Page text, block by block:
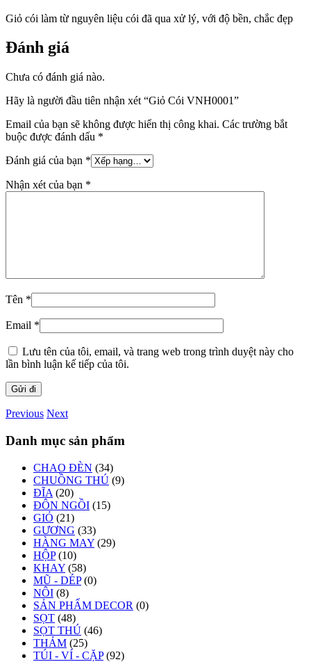
Giỏ cói làm từ nguyên liệu cói đã qua xử lý, với độ bền, chắc đẹp
Đánh giá
Chưa có đánh giá nào.
Hãy là người đầu tiên nhận xét “Giỏ Cói VNH0001”
Email của bạn sẽ không được hiển thị công khai. Các trường bắt
buộc được đánh dấu *
Đánh giá của bạn *
Nhận xét của bạn *
Tên *
Email *
Lưu tên của tôi, email, và trang web trong trình duyệt này cho
lần bình luận kế tiếp của tôi.
Previous Next
Danh mục sản phẩm
CHAO ĐÈN (34)
CHUỒNG THÚ (9)
ĐĨA (20)
ĐÔN NGỒI (15)
GIỎ (21)
GƯƠNG (33)
HÀNG MAY (29)
HỘP (10)
KHAY (58)
MŨ - DÉP (0)
NÔI (8)
SẢN PHẨM DECOR (0)
SỌT (48)
SỌT THÚ (46)
THẢM (25)
TÚI - VÍ - CẶP (92)